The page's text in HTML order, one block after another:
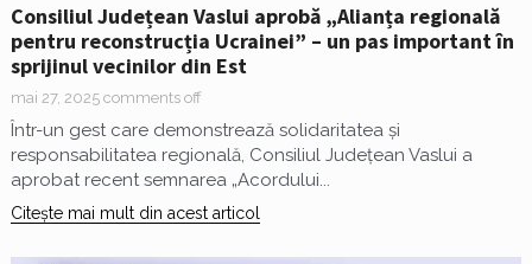
Consiliul Județean Vaslui aprobă „Alianța regională
pentru reconstrucția Ucrainei” – un pas important în
sprijinul vecinilor din Est
mai 27, 2025 comments off
Într-un gest care demonstrează solidaritatea și
responsabilitatea regională, Consiliul Județean Vaslui a
aprobat recent semnarea „Acordului...
Citește mai mult din acest articol